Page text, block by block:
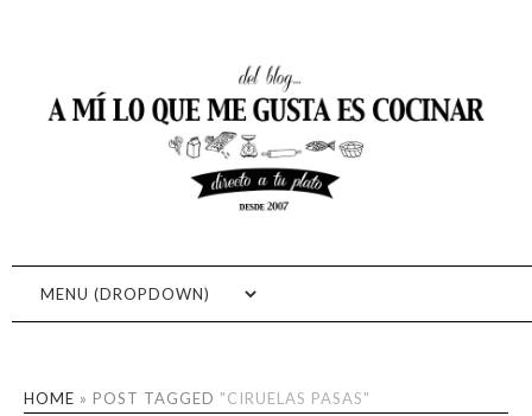
COCINA: A MI LO QUE ME
GUSTA ES COCINAR
COCINAR
HOME » POST TAGGED "CIRUELAS PASAS"